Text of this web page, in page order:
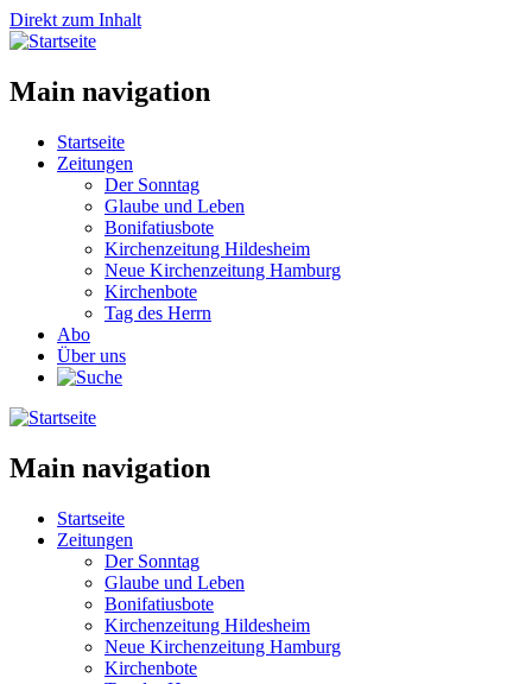
Direkt zum Inhalt
Main navigation
Startseite
Zeitungen
Der Sonntag
Glaube und Leben
Bonifatiusbote
Kirchenzeitung Hildesheim
Neue Kirchenzeitung Hamburg
Kirchenbote
Tag des Herrn
Abo
Über uns
Main navigation
Startseite
Zeitungen
Der Sonntag
Glaube und Leben
Bonifatiusbote
Kirchenzeitung Hildesheim
Neue Kirchenzeitung Hamburg
Kirchenbote